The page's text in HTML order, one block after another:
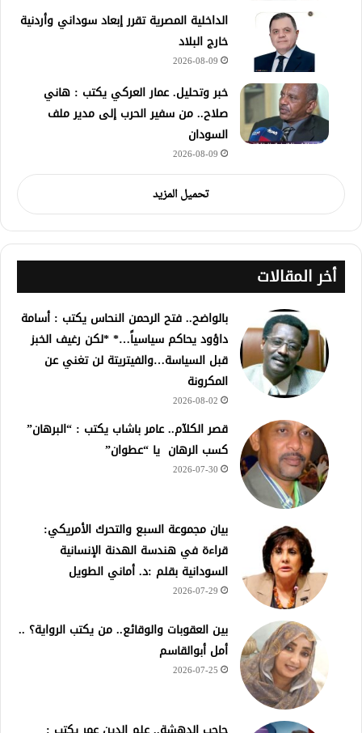
الداخلية المصرية تقرر إبعاد سوداني وأردنية
خارج البلاد
2026-08-09
خبر وتحليل. عمار العركي يكتب : هاني
صلاح.. من سفير الحرب إلى مدير ملف
السودان
2026-08-09
تحميل المزيد
أخر المقالات
بالواضح.. فتح الرحمن النحاس يكتب : أسامة
داؤود يحاكم سياسياً…* *لكن رغيف الخبز
قبل السياسة…والفيتريتة لن تغني عن
المكرونة
2026-08-02
قصر الكلآم.. عامر باشاب يكتب : “البرهان”
كسب الرهان يا “عطوان”
2026-07-30
بيان مجموعة السبع والتحرك الأمريكي:
قراءة في هندسة الهدنة الإنسانية
السودانية بقلم :د. أماني الطويل
2026-07-29
بين العقوبات والوقائع.. من يكتب الرواية؟ ..
أمل أبوالقاسم
2026-07-25